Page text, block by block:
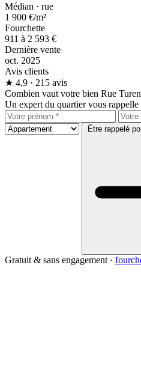
Médian · rue
1 900 €/m²
Fourchette
911 à 2 593 €
Dernière vente
oct. 2025
Avis clients
★ 4,9 · 215 avis
Combien vaut votre bien Rue
Un expert du quartier vous rappelle
Être rappelé
Gratuit & sans engagement ·